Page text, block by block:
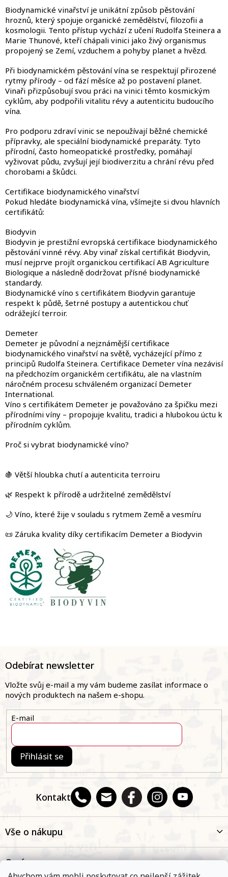
a
c
í
p
r
v
y
v
ý
p
u
Biodynamické vinařství je unikátní způsob pěstování
hroznů, který spojuje organické zemědělství, filozofii a
kosmologii. Tento přístup vychází z učení Rudolfa Steinera a
Marie Thunové, kteří chápali vinici jako živý organismus
propojený se Zemí, vzduchem a pohyby planet a hvězd.
Při biodynamickém pěstování vína se respektují přirozené
rytmy přírody – od fází měsíce až po postavení planet.
Vinaři přizpůsobují svou práci na vinici těmto kosmickým
cyklům, aby podpořili vitalitu révy a autenticitu budoucího
vína.
Pro podporu zdraví vinic se nepoužívají běžné chemické
přípravky, ale speciální biodynamické preparáty. Tyto
přírodní, často homeopatické prostředky, pomáhají
vyživovat půdu, zvyšují její biodiverzitu a chrání révu před
chorobami a škůdci.
Certifikace biodynamického vinařství
Pokud hledáte biodynamická vína, všímejte si dvou hlavních
certifikátů:
Biodyvin
Biodyvin je prestižní evropská certifikace biodynamického
pěstování vinné révy. Aby vinař získal certifikát Biodyvin,
musí nejprve projít organickou certifikací AB Agriculture
Biologique a následně dodržovat přísné biodynamické
standardy.
Biodynamické víno s certifikátem Biodyvin garantuje
respekt k půdě, šetrné postupy a autentickou chuť
odrážející terroir.
Demeter
Demeter je původní a nejznámější certifikace
biodynamického vinařství na světě, vycházející přímo z
principů Rudolfa Steinera. Certifikace Demeter vína nezávisí
na předchozím organickém certifikátu, ale na vlastním
náročném procesu schváleném organizací Demeter
International.
Víno s certifikátem Demeter je považováno za špičku mezi
přírodními víny – propojuje kvalitu, tradici a hlubokou úctu k
přírodním cyklům.
Proč si vybrat biodynamické víno?
🍇 Větší hloubka chutí a autenticita terroiru
🌿 Respekt k přírodě a udržitelné zemědělství
🌙 Víno, které žije v souladu s rytmem Země a vesmíru
📜 Záruka kvality díky certifikacím Demeter a Biodyvin
a
Kontakt
Odebírat newsletter
Vložte svůj e-mail a my vám budeme zasílat informace o
nových produktech na našem e-shopu.
E-mail
Přihlásit se
Vše o nákupu
O nás